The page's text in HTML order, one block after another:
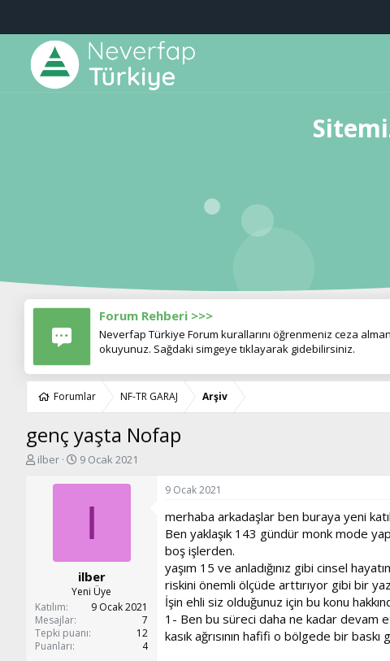
Forum Rehberi >>>
Neverfap Türkiye Forum kurallarını öğrenmeniz ceza
okuyunuz. Sağdaki simgeye tıklayarak gidebilirsiniz.
Forumlar NF-TR GARAJ Arşiv
genç yaşta Nofap
K
a
t
a
n
ilber
B
ş
ı
ç
t
i
9 Ocak 2021
I
ilber
Yeni Üye
Katılım
9 Ocak 2021
Mesajlar
7
Tepki puanı
12
Puanları
4
9 Ocak 2021
merhaba arkadaşlar ben buraya yeni
Ben yaklaşık 143 gündür monk mode
boş işlerden.
yaşım 15 ve anladığınız gibi cinsel
riskini önemli ölçüde arttırıyor gibi bir
İşin ehli siz olduğunuz için bu konu
1- Ben bu süreci daha ne kadar devam
kasık ağrısının hafifi o bölgede bir